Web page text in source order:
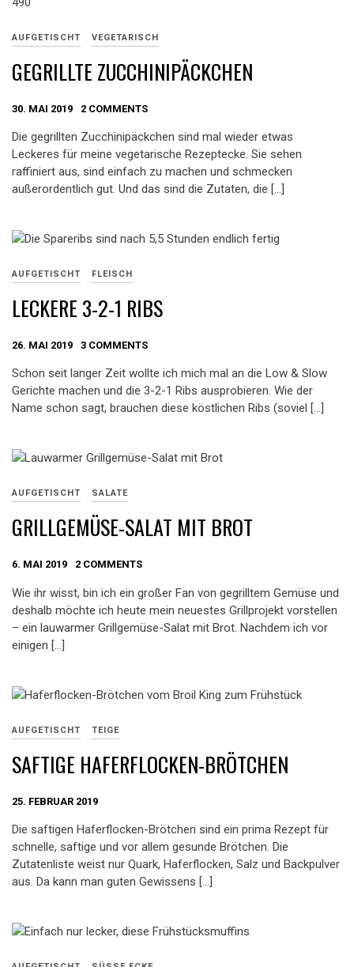
AUFGETISCHT VEGETARISCH
GEGRILLTE ZUCCHINIPÄCKCHEN
30. MAI 2019 2 COMMENTS
Die gegrillten Zucchinipäckchen sind mal wieder etwas
Leckeres für meine vegetarische Rezeptecke. Sie sehen
raffiniert aus, sind einfach zu machen und schmecken
außerordentlich gut. Und das sind die Zutaten, die […]
AUFGETISCHT FLEISCH
LECKERE 3-2-1 RIBS
26. MAI 2019 3 COMMENTS
Schon seit langer Zeit wollte ich mich mal an die Low & Slow
Gerichte machen und die 3-2-1 Ribs ausprobieren. Wie der
Name schon sagt, brauchen diese köstlichen Ribs (soviel […]
AUFGETISCHT SALATE
GRILLGEMÜSE-SALAT MIT BROT
6. MAI 2019 2 COMMENTS
Wie ihr wisst, bin ich ein großer Fan von gegrilltem Gemüse und
deshalb möchte ich heute mein neuestes Grillprojekt vorstellen
– ein lauwarmer Grillgemüse-Salat mit Brot. Nachdem ich vor
einigen […]
AUFGETISCHT TEIGE
SAFTIGE HAFERFLOCKEN-BRÖTCHEN
25. FEBRUAR 2019
Die saftigen Haferflocken-Brötchen sind ein prima Rezept für
schnelle, saftige und vor allem gesunde Brötchen. Die
Zutatenliste weist nur Quark, Haferflocken, Salz und Backpulver
aus. Da kann man guten Gewissens […]